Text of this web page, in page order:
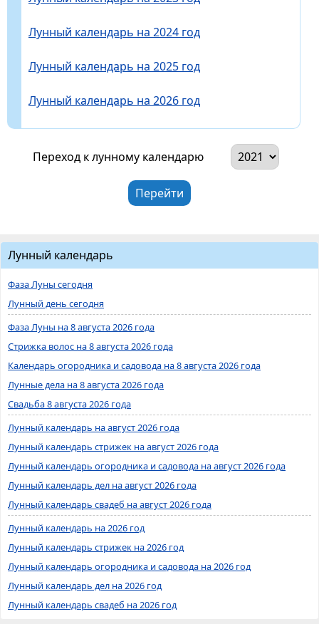
Лунный календарь на 2024 год
Лунный календарь на 2025 год
Лунный календарь на 2026 год
Переход к лунному календарю
Лунный календарь
Фаза Луны сегодня
Лунный день сегодня
Фаза Луны на 8 августа 2026 года
Стрижка волос на 8 августа 2026 года
Календарь огородника и садовода на 8 августа 2026 года
Лунные дела на 8 августа 2026 года
Свадьба 8 августа 2026 года
Лунный календарь на август 2026 года
Лунный календарь стрижек на август 2026 года
Лунный календарь огородника и садовода на август 2026 года
Лунный календарь дел на август 2026 года
Лунный календарь свадеб на август 2026 года
Лунный календарь на 2026 год
Лунный календарь стрижек на 2026 год
Лунный календарь огородника и садовода на 2026 год
Лунный календарь дел на 2026 год
Лунный календарь свадеб на 2026 год